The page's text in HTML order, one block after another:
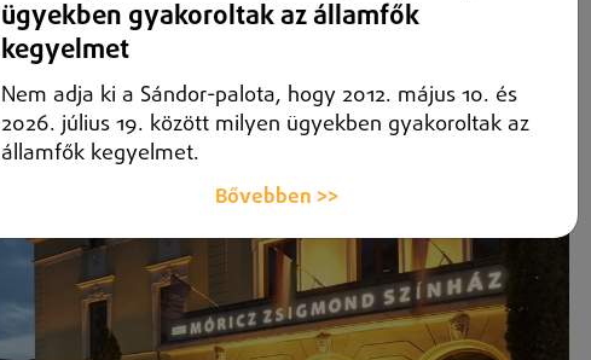
ügyekben gyakoroltak az államfők
kegyelmet
Nem adja ki a Sándor-palota, hogy 2012. május 10. és
2026. július 19. között milyen ügyekben gyakoroltak az
államfők kegyelmet.
Bővebben >>